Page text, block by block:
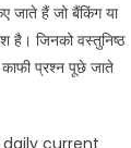
जाते हैं जो बैंकिंग या
है। जिनको वस्तुनिष्ठ
प्रश्न पूछे जाते
current